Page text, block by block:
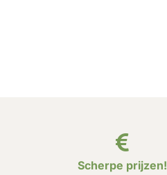
Scherpe prijzen!